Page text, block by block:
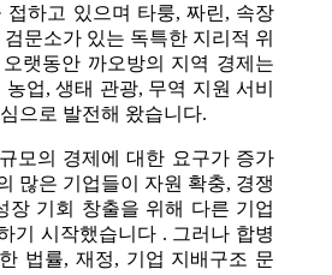
접하고 있으며 타룽, 짜린, 속장
문소가 있는 독특한 지리적 위
랫동안 까오방의 지역 경제는
업, 생태 관광, 무역 지원 서비
으로 발전해 왔습니다.
모의 경제에 대한 요구가 증가
많은 기업들이 자원 확충, 경쟁
장 기회 창출을 위해 다른 기업
기 시작했습니다 . 그러나 합병
법률, 재정, 기업 지배구조 문